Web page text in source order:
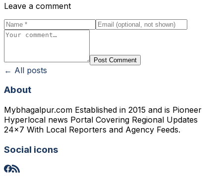
Leave a comment
Post Comment
← All posts
About
Mybhagalpur.com Established in 2015 and is Pioneer
Hyperlocal news Portal Covering Regional Updates
24x7 With Local Reporters and Agency Feeds.
Social icons